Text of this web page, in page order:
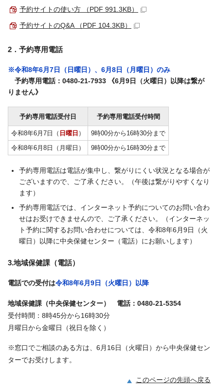
予約サイトの使い方 （PDF 991.3KB）
予約サイトのQ&A （PDF 104.3KB）
2．予約専用電話
※令和8年6月7日（日曜日）、6月8日（月曜日）のみ
予約専用電話：0480-21-7933
《6月9日（火曜日）以降は繋が
りません》
予約専用電話受付日 予約専用電話受付時間
令和8年6月7日（ 日曜日 ）
9時00分から16時30分まで
令和8年6月8日（月曜日）
9時00分から16時30分まで
予約専用電話は電話が集中し、繋がりにくい状況となる場合が
ございますので、ご了承ください。（午後は繋がりやすくなり
ます）
予約専用電話では、インターネット予約についてのお問い合わ
せはお受けできませんので、ご了承ください。（インターネッ
ト予約に関するお問い合わせについては、令和8年6月9日（火
曜日）以降に中央保健センター（電話）にお願いします）
3.地域保健課（電話）
電話での受付は令和8年6月9日（火曜日）以降
地域保健課（中央保健センター） 電話：0480-21-5354
受付時間：8時45分から16時30分
月曜日から金曜日（祝日を除く）
※窓口でご相談のある方は、6月16日（火曜日）から中央保健セン
ターでお受けします。
このページの先頭へ戻る